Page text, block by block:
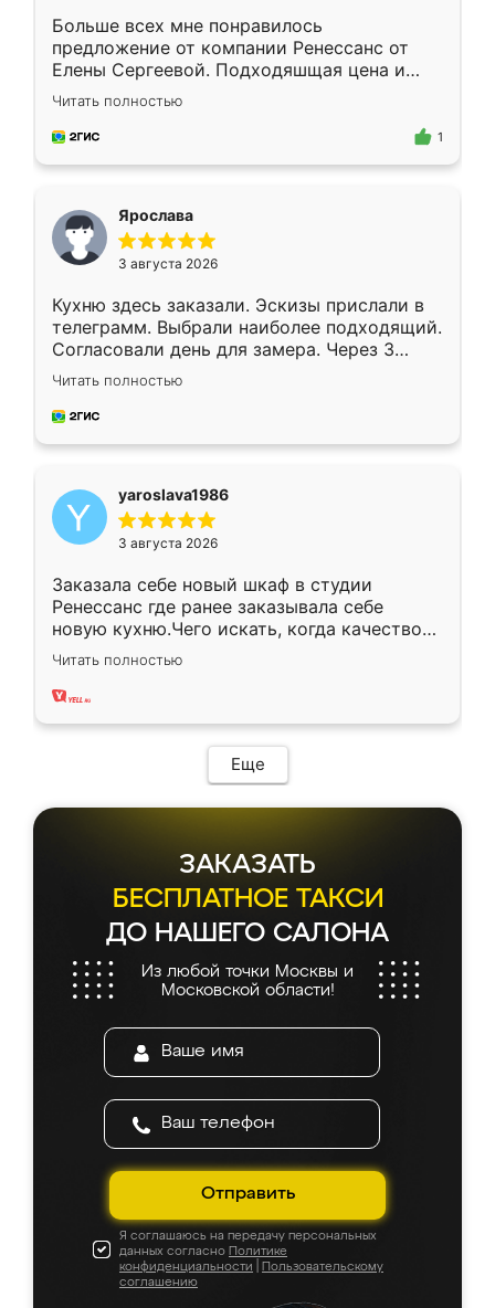
Больше всех мне понравилось
предложение от компании Ренессанс от
Елены Сергеевой. Подходяшщая цена и
короткие сроки изготовления. Приехавший
для замера сотрудник Владислав
предложил по моему эскизу самый
Читать полностью
1
Ярослава
3 августа 2026
Кухню здесь заказали. Эскизы прислали в
телеграмм. Выбрали наиболее подходящий.
Согласовали день для замера. Через 3
недели кухня была уже готова. Остались
довольны работой. Спасибо Ренессанс
мебель за качественную работу!
Читать полностью
yaroslava1986
3 августа 2026
Заказала себе новый шкаф в студии
Ренессанс где ранее заказывала себе
новую кухню.Чего искать, когда качеством
вполне довольна. Служит кухня уже почти
два года, нареканий нет.
Читать полностью
Еще
ЗАКАЗАТЬ
БЕСПЛАТНОЕ ТАКСИ
ДО НАШЕГО САЛОНА
Из любой точки Москвы и
Московской области!
Отправить
Я соглашаюсь на передачу персональных
данных согласно Политике
конфиденциальности
Пользовательскому
соглашению